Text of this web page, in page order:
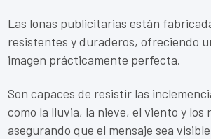
Las lonas publicitarias están
resistentes y duraderos, ofreciendo
imagen prácticamente perfecta.
Son capaces de resistir las
como la lluvia, la nieve, el viento y los
asegurando que el mensaje sea